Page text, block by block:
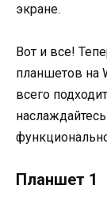
экране.
Вот и все!
планшетов на
всего
Планшет 1